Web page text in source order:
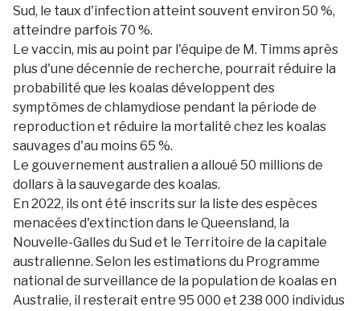
Sud, le taux d'infection atteint souvent environ 50 %,
atteindre parfois 70 %.
Le vaccin, mis au point par l'équipe de M. Timms après
plus d'une décennie de recherche, pourrait réduire la
probabilité que les koalas développent des
symptômes de chlamydiose pendant la période de
reproduction et réduire la mortalité chez les koalas
sauvages d'au moins 65 %.
Le gouvernement australien a alloué 50 millions de
dollars à la sauvegarde des koalas.
En 2022, ils ont été inscrits sur la liste des espèces
menacées d'extinction dans le Queensland, la
Nouvelle-Galles du Sud et le Territoire de la capitale
australienne. Selon les estimations du Programme
national de surveillance de la population de koalas en
Australie, il resterait entre 95 000 et 238 000 individus